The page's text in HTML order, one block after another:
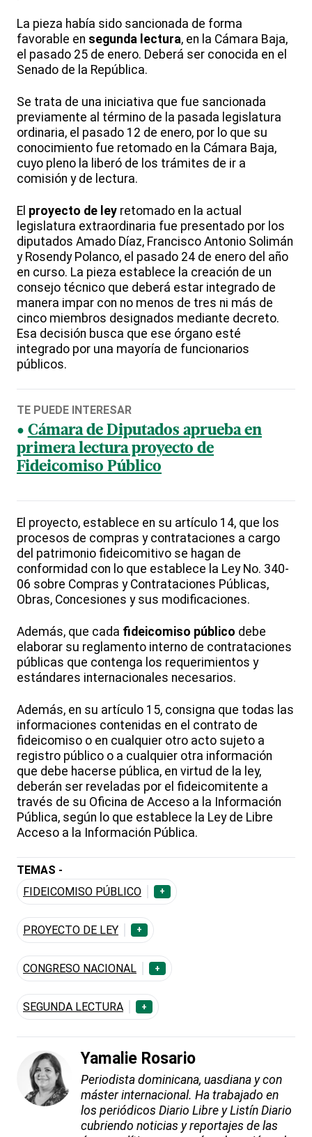
La pieza había sido sancionada de forma
favorable en segunda lectura, en la Cámara Baja,
el pasado 25 de enero. Deberá ser conocida en el
Senado de la República.
Se trata de una iniciativa que fue sancionada
previamente al término de la pasada legislatura
ordinaria, el pasado 12 de enero, por lo que su
conocimiento fue retomado en la Cámara Baja,
cuyo pleno la liberó de los trámites de ir a
comisión y de lectura.
El proyecto de ley retomado en la actual
legislatura extraordinaria fue presentado por los
diputados Amado Díaz, Francisco Antonio Solimán
y Rosendy Polanco, el pasado 24 de enero del año
en curso. La pieza establece la creación de un
consejo técnico que deberá estar integrado de
manera impar con no menos de tres ni más de
cinco miembros designados mediante decreto.
Esa decisión busca que ese órgano esté
integrado por una mayoría de funcionarios
públicos.
TE PUEDE INTERESAR
Cámara de Diputados aprueba en
primera lectura proyecto de
Fideicomiso Público
El proyecto, establece en su artículo 14, que los
procesos de compras y contrataciones a cargo
del patrimonio fideicomitivo se hagan de
conformidad con lo que establece la Ley No. 340-
06 sobre Compras y Contrataciones Públicas,
Obras, Concesiones y sus modificaciones.
Además, que cada fideicomiso público debe
elaborar su reglamento interno de contrataciones
públicas que contenga los requerimientos y
estándares internacionales necesarios.
Además, en su artículo 15, consigna que todas las
informaciones contenidas en el contrato de
fideicomiso o en cualquier otro acto sujeto a
registro público o a cualquier otra información
que debe hacerse pública, en virtud de la ley,
deberán ser reveladas por el fideicomitente a
través de su Oficina de Acceso a la Información
Pública, según lo que establece la Ley de Libre
Acceso a la Información Pública.
TEMAS -
FIDEICOMISO PÚBLICO
+
PROYECTO DE LEY +
CONGRESO NACIONAL +
SEGUNDA LECTURA +
Yamalie Rosario
Periodista dominicana, uasdiana y con
máster internacional. Ha trabajado en
los periódicos Diario Libre y Listín Diario
cubriendo noticias y reportajes de las